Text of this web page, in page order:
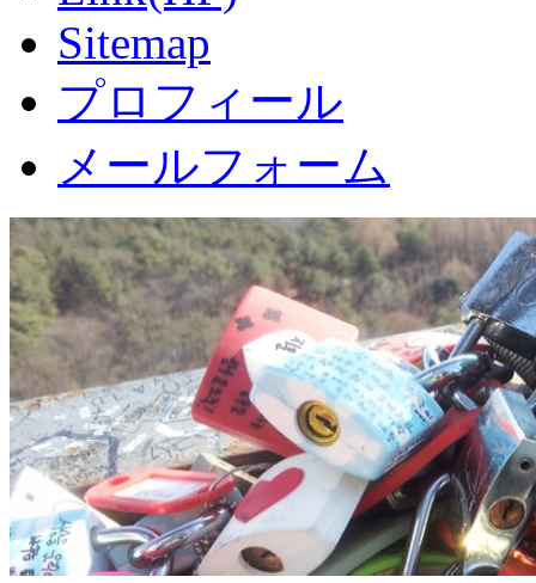
Sitemap
プロフィール
メールフォーム